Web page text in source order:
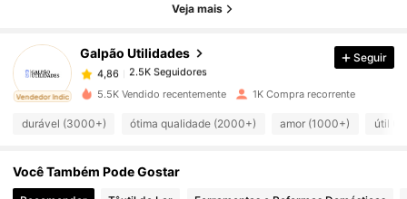
Veja mais
Vendedor Indicado
Galpão Utilidades
2.5K Seguidores
4,86
2.5K Seguidores
c***6
1 dia atrás
4,86 2.5K Seguidores
4,86 2.5K Seguidores
Seguir
5.5K Vendido recentemente 1K Compra recorrente
durável (3000+) ótima qualidade (2000+) amor (1000+) útil
Você Também Pode Gostar